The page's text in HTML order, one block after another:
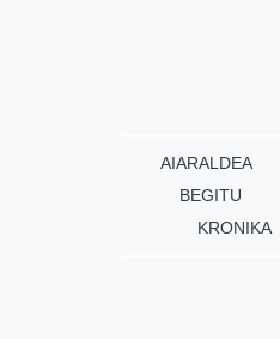
AIARALDEA
BEGITU
KRONIKA